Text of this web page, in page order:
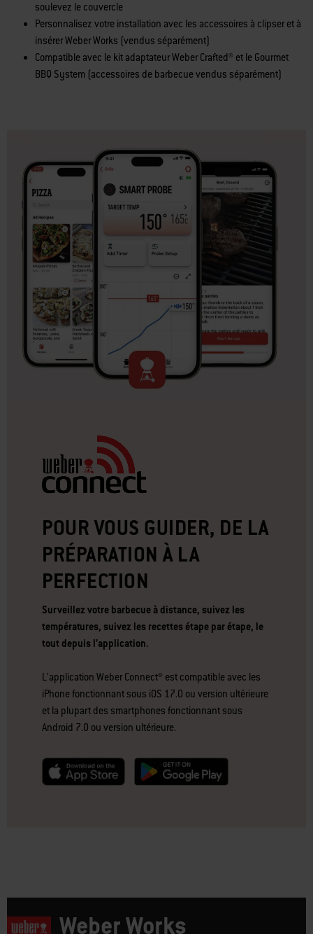
soulevez le couvercle
Personnalisez votre installation avec les accessoires à clipser et à
insérer Weber Works (vendus séparément)
Compatible avec le kit adaptateur Weber Crafted® et le Gourmet
BBQ System (accessoires de barbecue vendus séparément)
POUR VOUS GUIDER, DE LA
PRÉPARATION À LA
PERFECTION
Surveillez votre barbecue à distance, suivez les
températures, suivez les recettes étape par étape, le
tout depuis l’application.
L’application Weber Connect® est compatible avec les
iPhone fonctionnant sous iOS 17.0 ou version ultérieure
et la plupart des smartphones fonctionnant sous
Android 7.0 ou version ultérieure.
null
Weber Works